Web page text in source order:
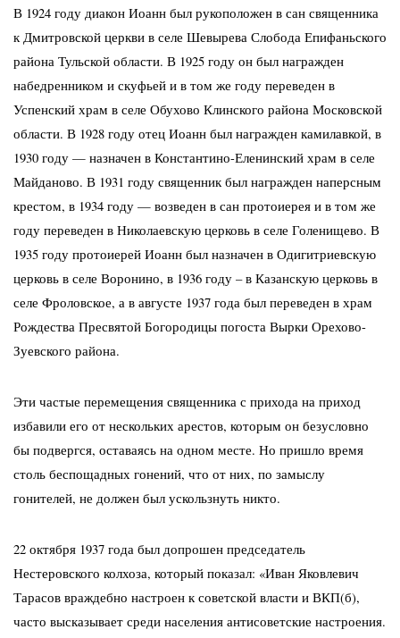
В 1924 году диакон Иоанн был рукоположен в сан священника
к Дмитровской церкви в селе Шевырева Слобода Епифаньского
района Тульской области. В 1925 году он был награжден
набедренником и скуфьей и в том же году переведен в
Успенский храм в селе Обухово Клинского района Московской
области. В 1928 году отец Иоанн был награжден камилавкой, в
1930 году — назначен в Константино-Еленинский храм в селе
Майданово. В 1931 году священник был награжден наперсным
крестом, в 1934 году — возведен в сан протоиерея и в том же
году переведен в Николаевскую церковь в селе Голенищево. В
1935 году протоиерей Иоанн был назначен в Одигитриевскую
церковь в селе Воронино, в 1936 году – в Казанскую церковь в
селе Фроловское, а в августе 1937 года был переведен в храм
Рождества Пресвятой Богородицы погоста Вырки Орехово-
Зуевского района.
Эти частые перемещения священника с прихода на приход
избавили его от нескольких арестов, которым он безусловно
бы подвергся, оставаясь на одном месте. Но пришло время
столь беспощадных гонений, что от них, по замыслу
гонителей, не должен был ускользнуть никто.
22 октября 1937 года был допрошен председатель
Нестеровского колхоза, который показал: «Иван Яковлевич
Тарасов враждебно настроен к советской власти и ВКП(б),
часто высказывает среди населения антисоветские настроения.